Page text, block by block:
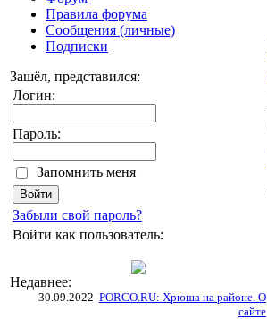
Правила форума
Сообщения (личные)
Подписки
Зашёл, представился:
Логин:
Пароль:
Запомнить меня
Забыли свой пароль?
Войти как пользователь:
Недавнее:
30.09.2022 PORCO.RU: Хрюша на районе. О
сайте